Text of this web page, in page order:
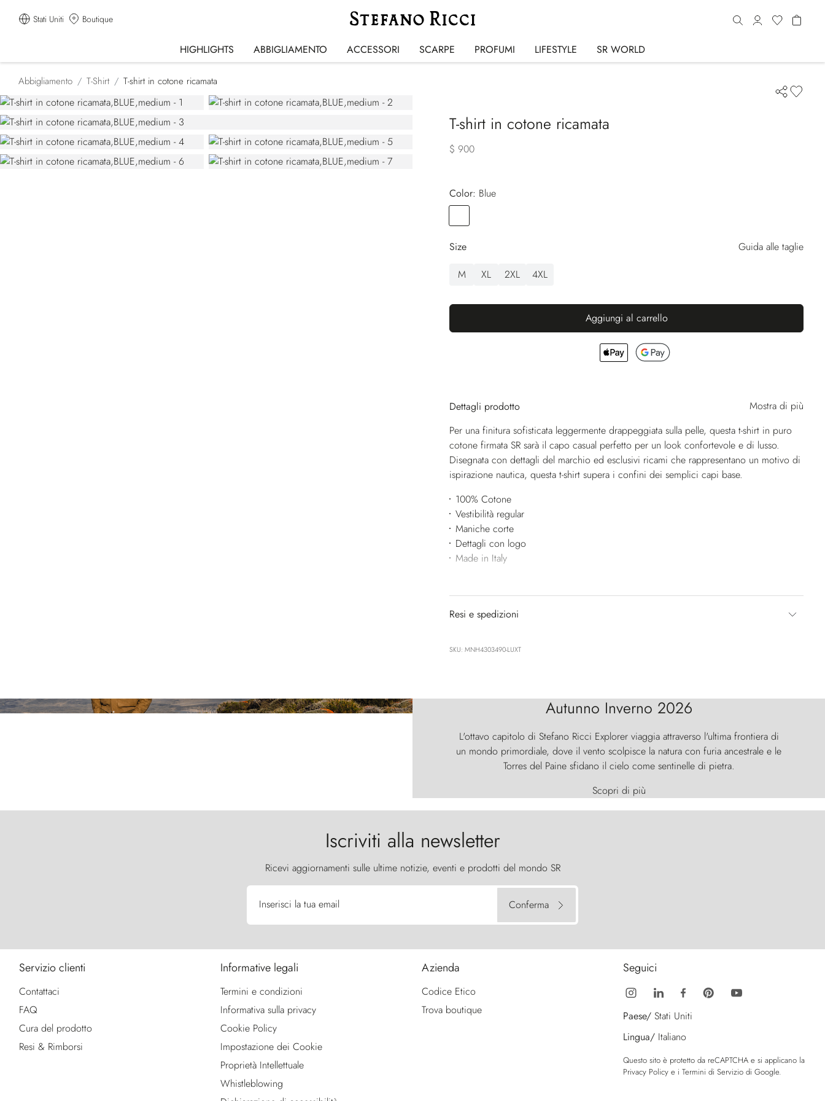
Stati Uniti Boutique
HIGHLIGHTS ABBIGLIAMENTO ACCESSORI SCARPE PROFUMI LIFESTYLE SR WORLD
Abbigliamento T-Shirt T-shirt in cotone ricamata
T-shirt in cotone ricamata
$ 900
Color:
blue
Size
Guida alle taglie
M
XL 2XL 4XL
Aggiungi al carrello
Dettagli prodotto
Mostra di più
Per una finitura sofisticata leggermente drappeggiata sulla pelle, questa t-shirt in puro
cotone firmata SR sarà il capo casual perfetto per un look confortevole e di lusso.
Disegnata con dettagli del marchio ed esclusivi ricami che rappresentano un motivo di
ispirazione nautica, questa t-shirt supera i confini dei semplici capi base.
100% Cotone
Vestibilità regular
Maniche corte
Dettagli con logo
Made in Italy
Resi e spedizioni
SKU: MNH4303490-LUXT
Autunno Inverno 2026
L'ottavo capitolo di Stefano Ricci Explorer viaggia attraverso l'ultima frontiera di
un mondo primordiale, dove il vento scolpisce la natura con furia ancestrale e le
Torres del Paine sfidano il cielo come sentinelle di pietra.
Scopri di più
Iscriviti alla newsletter
Ricevi aggiornamenti sulle ultime notizie, eventi e prodotti del mondo SR
Inserisci la tua email Conferma
Servizio clienti
Contattaci
FAQ
Cura del prodotto
Resi & Rimborsi
Informative legali
Termini e condizioni
Informativa sulla privacy
Cookie Policy
Impostazione dei Cookie
Proprietà Intellettuale
Whistleblowing
Azienda
Codice Etico
Trova boutique
Seguici
Paese/ Stati Uniti
Lingua/ Italiano
Questo sito è protetto da reCAPTCHA e si applicano la
Privacy Policy e i Termini di Servizio di Google.